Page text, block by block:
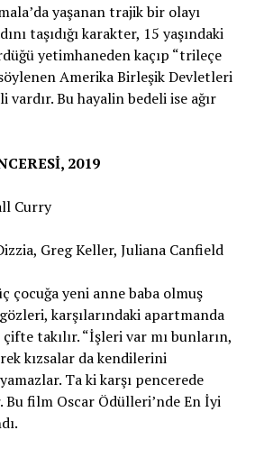
yaşanan trajik bir olayı
taşıdığı karakter, 15 yaşındaki
yetimhaneden kaçıp “trileçe
Amerika Birleşik Devletleri
vardır. Bu hayalin bedeli ise ağır
2019
Curry
Greg Keller, Juliana Canfield
çocuğa yeni anne baba olmuş
karşılarındaki apartmanda
takılır. “İşleri var mı bunların,
kızsalar da kendilerini
Ta ki karşı pencerede
Bu film Oscar Ödülleri’nde En İyi